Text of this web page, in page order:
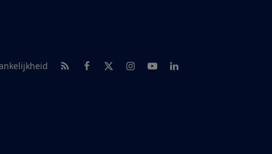
RSS-feed nieuws
Facebook
TwitterInstagram
YoutubeLinkedIn